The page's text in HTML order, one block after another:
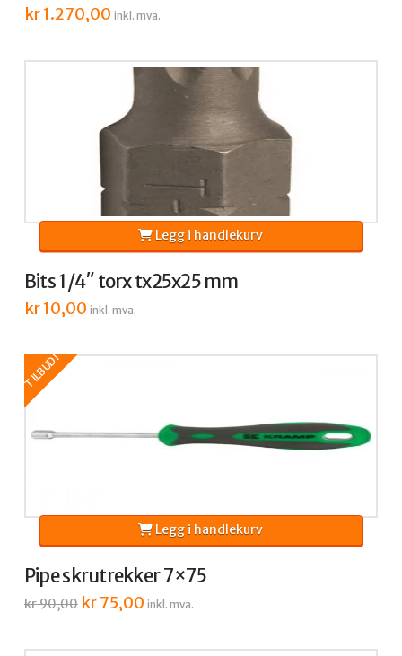
kr1.270,00 inkl. mva.
Bits 1/4″ torx tx25x25 mm
kr10,00 inkl. mva.
Legg i handlekurv
TILBUD!
Pipe skrutrekker 7×75
kr90,00 Opprinnelig
pris
kr75,00Nåværende
pris
inkl. mva.
Legg i handlekurv